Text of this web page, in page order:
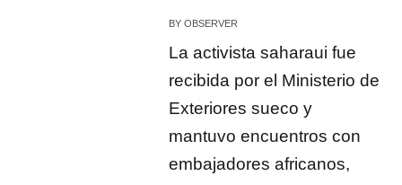
BYOBSERVER
La activista saharaui fue
recibida por el Ministerio de
Exteriores sueco y
mantuvo encuentros con
embajadores africanos,